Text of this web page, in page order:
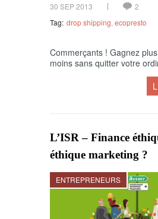
30 SEP 2013
2
Tag: drop shipping ecopresto
Commerçants ! Gagnez
moins sans quitter votre
L’ISR – Finance
éthique marketing ?
ENTREPRENEURS